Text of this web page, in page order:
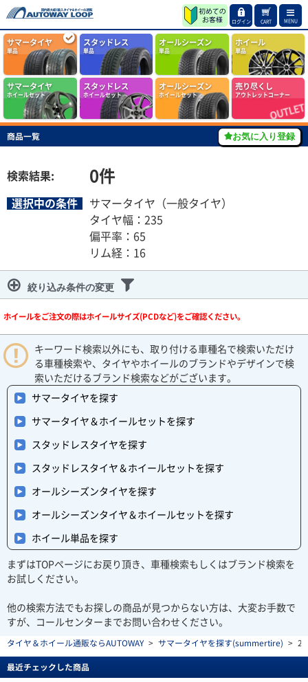
ログイン CART MENU
サマータイヤ
単品
スタッドレス
単品
オールシーズン
単品
ホイール
単品
サマータイヤ
ホイールセット
スタッドレス
ホイールセット
オールシーズン
ホイールセット
売り尽くし
アウトレットコーナー
商品一覧
検索結果: 0件
選択中の条件
サマータイヤ（一般タイヤ）
タイヤ幅：235
偏平率：65
リム経：16
絞り込み条件の変更
ホイールをご注文の際はホイールサイズ(PCDなど)をご確認ください。
お気に入り登録
キーワード検索以外にも、取り付ける車種名で検索いただけ
る車種検索や、タイヤやホイールのブランドやデザインで検
索いただけるブランド検索などがございます。
サマータイヤを探す
サマータイヤ＆ホイールセットを探す
スタッドレスタイヤを探す
スタッドレスタイヤ＆ホイールセットを探す
オールシーズンタイヤを探す
オールシーズンタイヤ＆ホイールセットを探す
ホイール単品を探す
まずはTOPページにお戻り頂き、車種検索もしくはブランド検索を
お試しください。
他の検索方法でもお探しの商品が見つからない方は、大変お手数で
すが、コールセンターまでお問い合わせください。
タイヤ＆ホイール通販ならAUTOWAY > サマータイヤを探す(summertire) >
最近チェックした商品